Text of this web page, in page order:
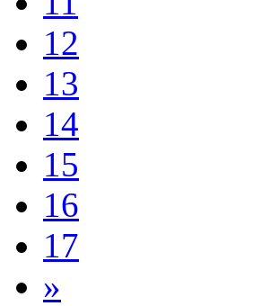
12
13
14
15
16
17
»